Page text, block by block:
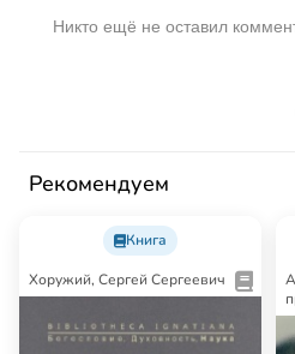
Никто ещё не оставил
Рекомендуем
Книга
Хоружий, Сергей Сергеевич